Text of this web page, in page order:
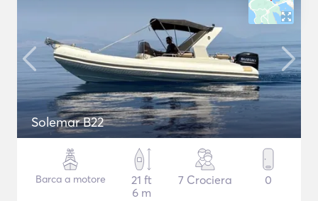
Solemar B22
Barca a motore
21 ft
6 m
7 Crociera 0